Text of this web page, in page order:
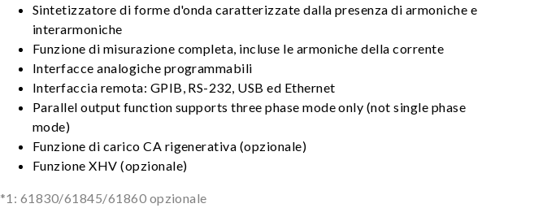
Sintetizzatore di forme d'onda caratterizzate dalla presenza di armoniche e
interarmoniche
Funzione di misurazione completa, incluse le armoniche della corrente
Interfacce analogiche programmabili
Interfaccia remota: GPIB, RS-232, USB ed Ethernet
Parallel output function supports three phase mode only (not single phase
mode)
Funzione di carico CA rigenerativa (opzionale)
Funzione XHV (opzionale)
*1: 61830/61845/61860 opzionale